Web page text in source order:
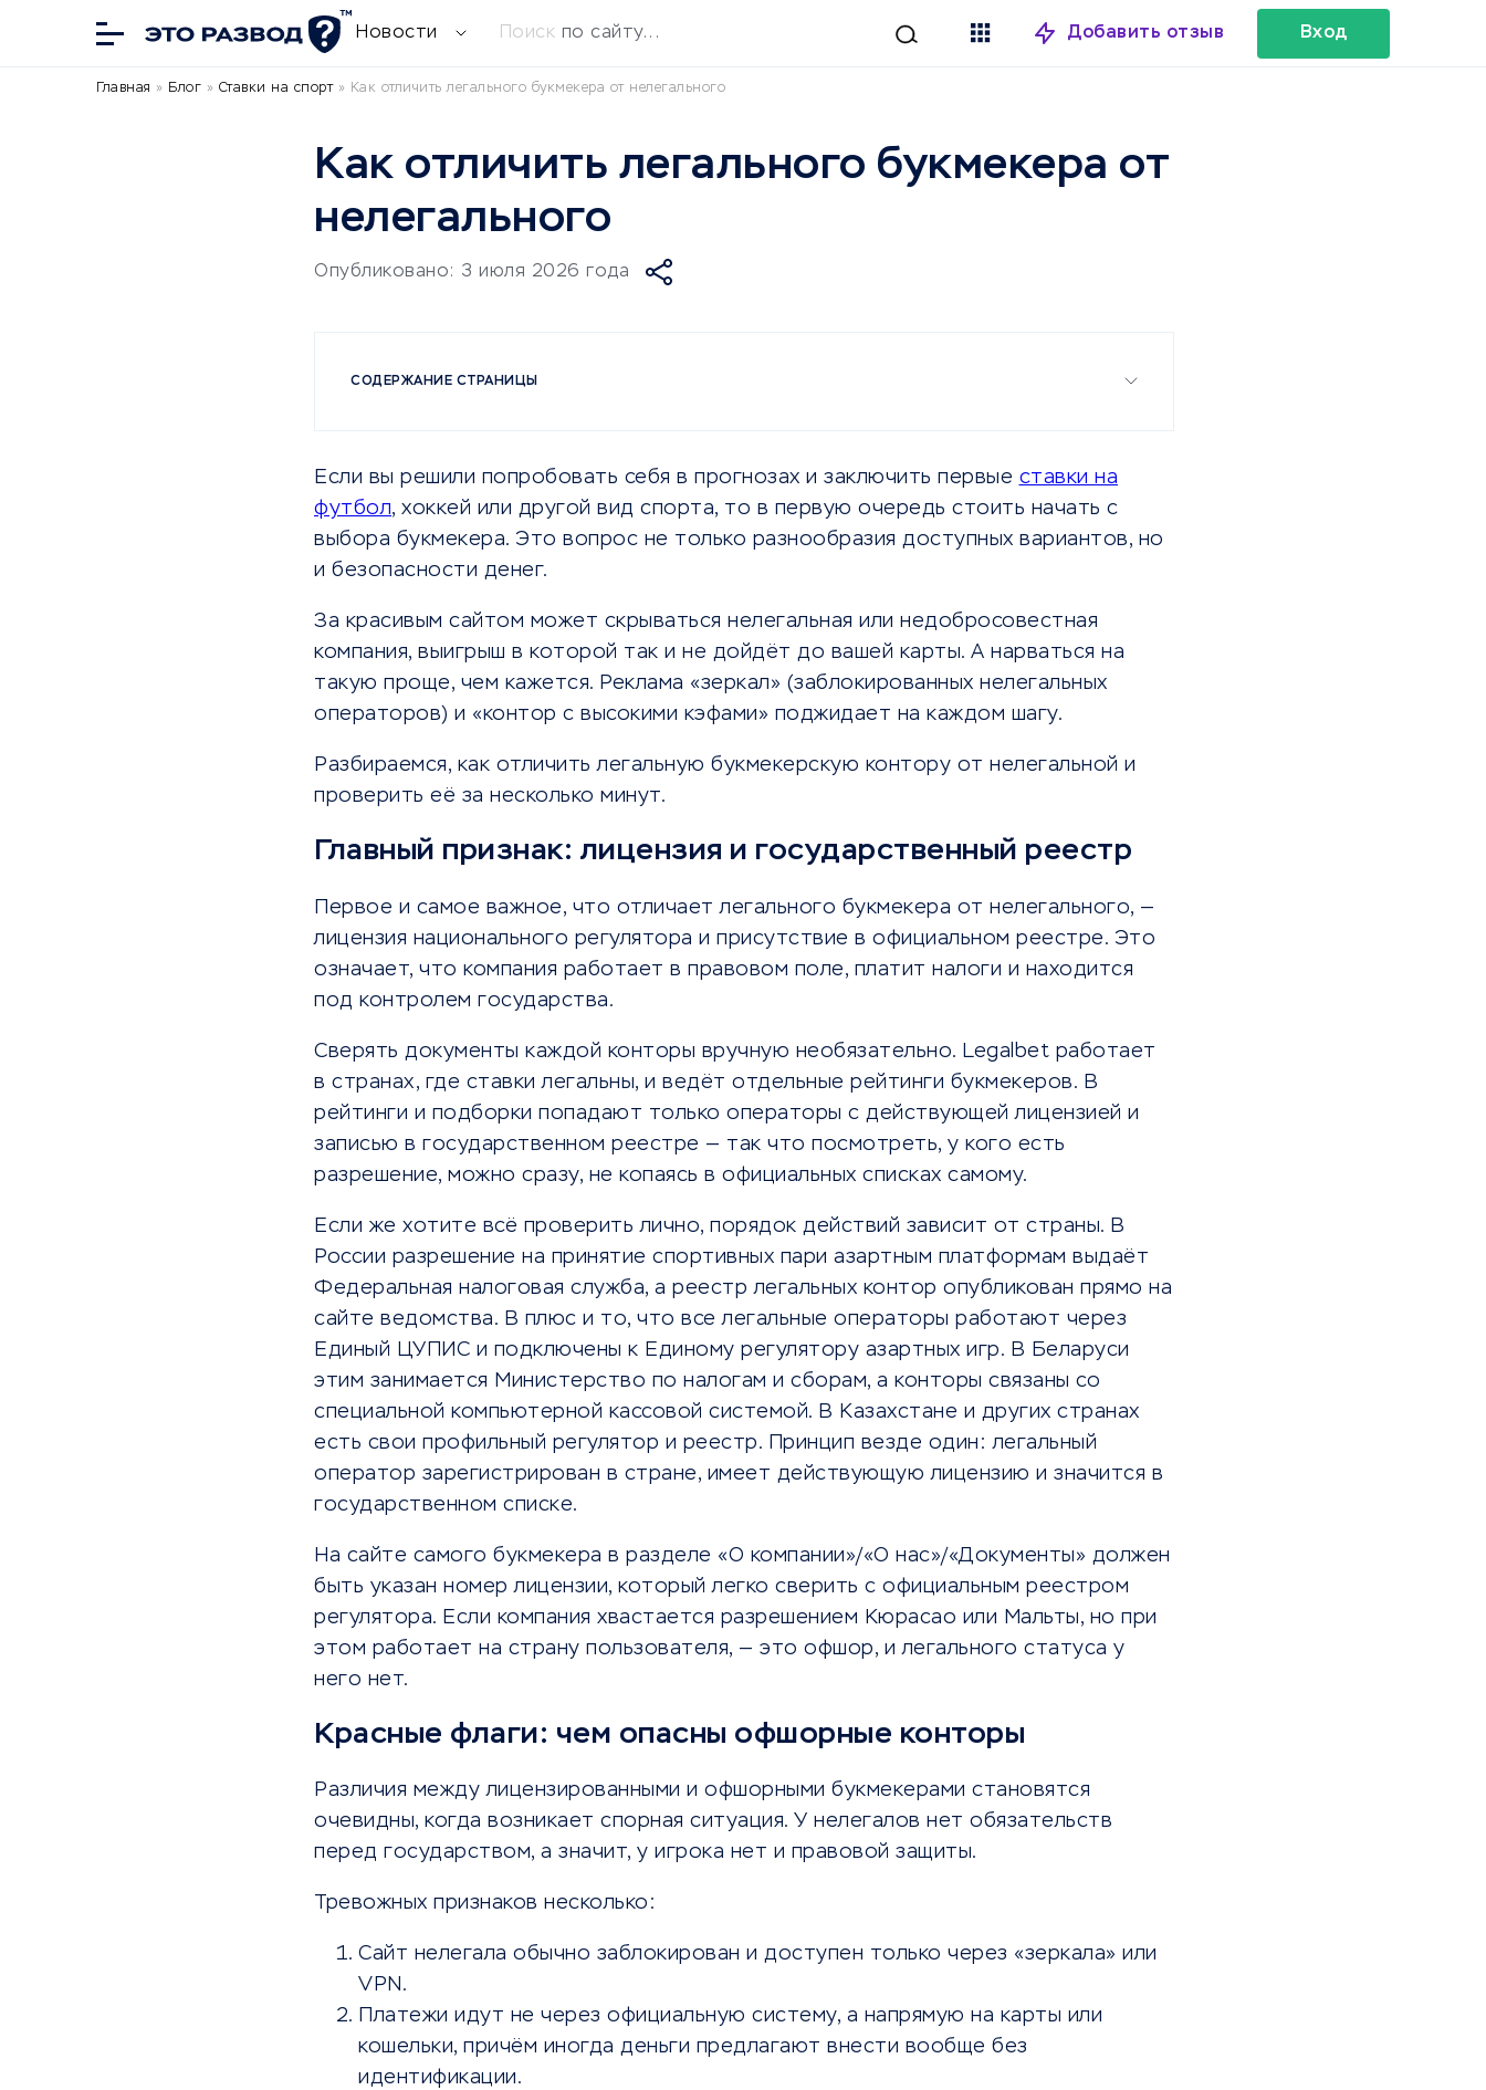
Новости Поиск по сайту... Добавить отзыв Вход
Главная » Блог » Ставки на спорт» Как отличить легального букмекера от нелегального
Как отличить легального букмекера от
нелегального
Опубликовано: 3 июля 2026 года
СОДЕРЖАНИЕ СТРАНИЦЫ
Если вы решили попробовать себя в прогнозах и заключить первые ставки на
футбол, хоккей или другой вид спорта, то в первую очередь стоить начать с
выбора букмекера. Это вопрос не только разнообразия доступных вариантов, но
и безопасности денег.
За красивым сайтом может скрываться нелегальная или недобросовестная
компания, выигрыш в которой так и не дойдёт до вашей карты. А нарваться на
такую проще, чем кажется. Реклама «зеркал» (заблокированных нелегальных
операторов) и «контор с высокими кэфами» поджидает на каждом шагу.
Разбираемся, как отличить легальную букмекерскую контору от нелегальной и
проверить её за несколько минут.
Главный признак: лицензия и государственный реестр
Первое и самое важное, что отличает легального букмекера от нелегального, —
лицензия национального регулятора и присутствие в официальном реестре. Это
означает, что компания работает в правовом поле, платит налоги и находится
под контролем государства.
Сверять документы каждой конторы вручную необязательно. Legalbet работает
в странах, где ставки легальны, и ведёт отдельные рейтинги букмекеров. В
рейтинги и подборки попадают только операторы с действующей лицензией и
записью в государственном реестре — так что посмотреть, у кого есть
разрешение, можно сразу, не копаясь в официальных списках самому.
Если же хотите всё проверить лично, порядок действий зависит от страны. В
России разрешение на принятие спортивных пари азартным платформам выдаёт
Федеральная налоговая служба, а реестр легальных контор опубликован прямо на
сайте ведомства. В плюс и то, что все легальные операторы работают через
Единый ЦУПИС и подключены к Единому регулятору азартных игр. В Беларуси
этим занимается Министерство по налогам и сборам, а конторы связаны со
специальной компьютерной кассовой системой. В Казахстане и других странах
есть свои профильный регулятор и реестр. Принцип везде один: легальный
оператор зарегистрирован в стране, имеет действующую лицензию и значится в
государственном списке.
На сайте самого букмекера в разделе «О компании»/«О нас»/«Документы» должен
быть указан номер лицензии, который легко сверить с официальным реестром
регулятора. Если компания хвастается разрешением Кюрасао или Мальты, но при
этом работает на страну пользователя, — это офшор, и легального статуса у
него нет.
Красные флаги: чем опасны офшорные конторы
Различия между лицензированными и офшорными букмекерами становятся
очевидны, когда возникает спорная ситуация. У нелегалов нет обязательств
перед государством, а значит, у игрока нет и правовой защиты.
Тревожных признаков несколько:
Сайт нелегала обычно заблокирован и доступен только через «зеркала» или
VPN.
Платежи идут не через официальную систему, а напрямую на карты или
кошельки, причём иногда деньги предлагают внести вообще без
идентификации.